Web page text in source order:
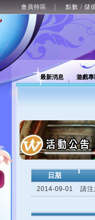
會員特區 點數 / 儲
最新消息 遊戲
日期
2014-09-01
請